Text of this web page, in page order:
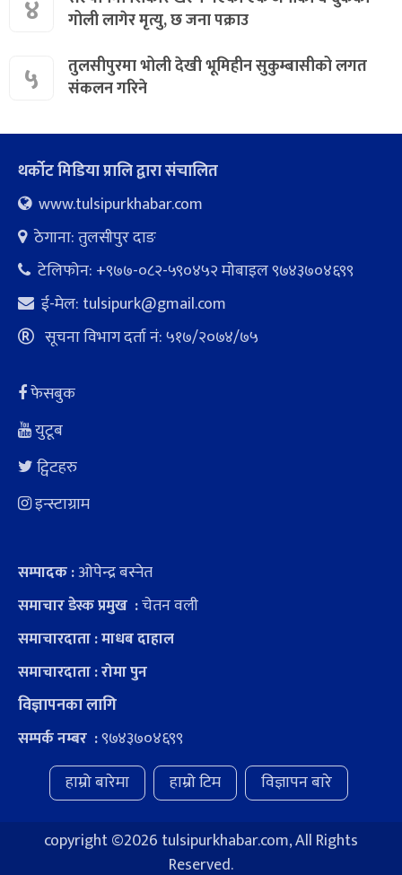
४
गोली लागेर मृत्यु, छ जना पक्राउ
५
तुलसीपुरमा भोली देखी भूमिहीन सुकुम्बासीको लगत
संकलन गरिने
थर्कोट मिडिया प्रालि द्वारा संचालित
www.tulsipurkhabar.com
ठेगाना: तुलसीपुर दाङ
टेलिफोन: +९७७-०८२-५९०४५२ माेबाइल ९७४३७०४६९९
ई-मेल: tulsipurk@gmail.com
सूचना विभाग दर्ता नं: ५१७/२०७४/७५
फेसबुक
युटूब
ट्विटहरु
इन्स्टाग्राम
सम्पादक :ओपेन्द्र बस्नेत
समाचार डेस्क प्रमुख :चेतन वली
समाचारदाता : माधब दाहाल
समाचारदाता : रोमा पुन
विज्ञापनका लागि
सम्पर्क नम्बर :९७४३७०४६९९
हाम्रो बारेमा
हाम्रो टिम विज्ञापन बारे
copyright ©2026 tulsipurkhabar.com, All Rights
Reserved.